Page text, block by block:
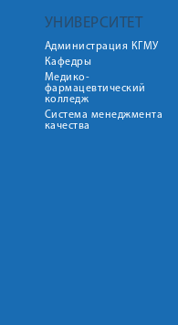
УНИВЕРСИТЕТ
Администрация КГМУ
Кафедры
Медико-
фармацевтический
колледж
Система менеджмента
качества